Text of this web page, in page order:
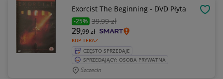
Exorcist The Beginning - DVD Płyta
-25% 39,99 zł
KUP TERAZ
29,99zł
CZĘSTO SPRZEDAJE
SPRZEDAJĄCY: OSOBA PRYWATNA
Szczecin